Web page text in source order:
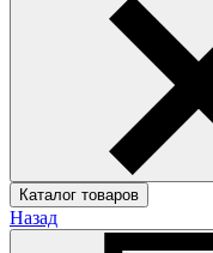
Каталог товаров
Назад